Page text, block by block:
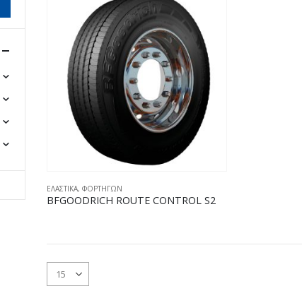
ΕΛΑΣΤΙΚΑ, ΦΟΡΤΗΓΩΝ
BFGOODRICH ROUTE CONTROL S2